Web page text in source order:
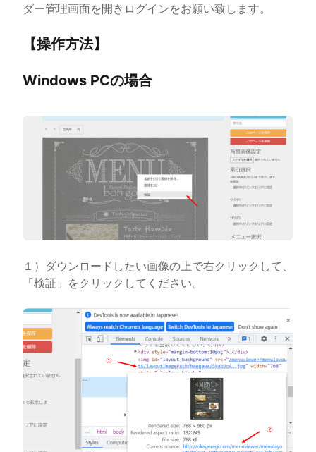
ダー管理画面を開きログインをお願い致します。
【操作方法】
Windows PCの場合
１）ダウンロードしたい画像の上で右クリックして、
「検証」をクリックしてください。